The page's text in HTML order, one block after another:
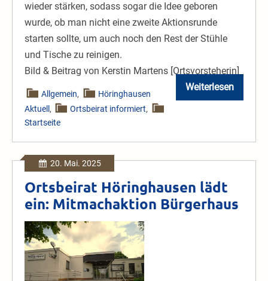
wieder stärken, sodass sogar die Idee geboren
wurde, ob man nicht eine zweite Aktionsrunde
starten sollte, um auch noch den Rest der Stühle
und Tische zu reinigen.
Bild & Beitrag von Kerstin Martens [Ortsvorsteherin]
Weiterlesen
„Einfach
mal
Allgemein,
Höringhausen
Aktuell , Ortsbeirat informiert,
Startseite
20. Mai. 2025
Ortsbeirat Höringhausen lädt
ein: Mitmachaktion Bürgerhaus
Ortsbeirat
Höringhausen
lädt
ein: